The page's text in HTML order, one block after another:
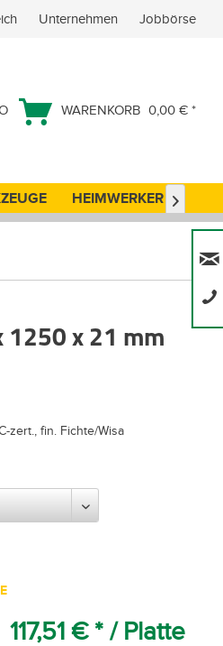
Unternehmen Jobbörse
WARENKORB 0,00 € *
HEIMWERKER 
x 21 mm
zert., fin. Fichte/Wisa
117,51 € * / Platte